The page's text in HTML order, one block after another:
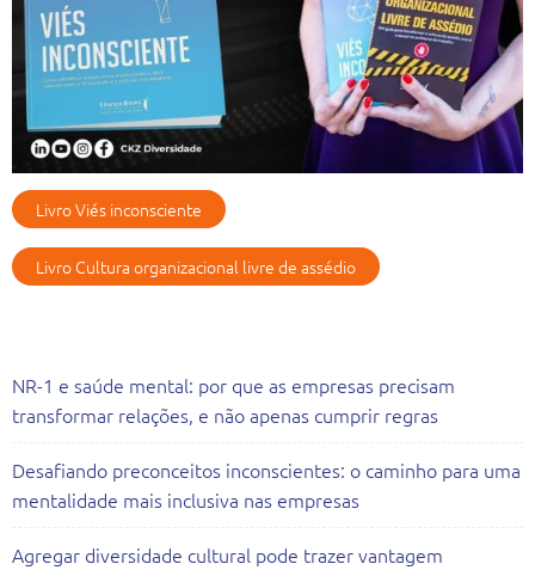
Livro Viés inconsciente
Livro Cultura organizacional livre de assédio
NR-1 e saúde mental: por que as empresas precisam
transformar relações, e não apenas cumprir regras
Desafiando preconceitos inconscientes: o caminho para uma
mentalidade mais inclusiva nas empresas
Agregar diversidade cultural pode trazer vantagem